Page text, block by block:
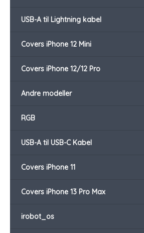
USB-A til Lightning kabel
Covers iPhone 12 Mini
Covers iPhone 12/12 Pro
Andre modeller
RGB
USB-A til USB-C Kabel
Covers iPhone 11
Covers iPhone 13 Pro Max
irobot_os